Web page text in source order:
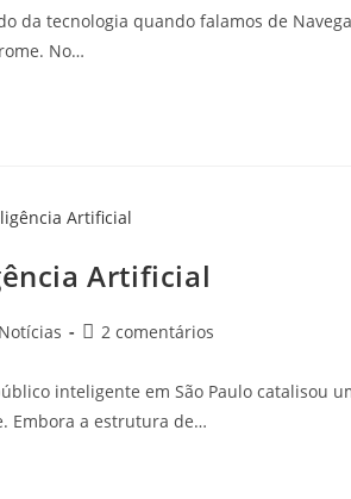
da tecnologia quando falamos de
No…
Artificial
Notícias 2 comentários
inteligente em São Paulo catalisou
Embora a estrutura de…